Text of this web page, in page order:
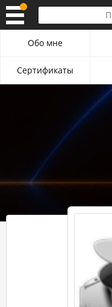
Обо мне
Сертификаты